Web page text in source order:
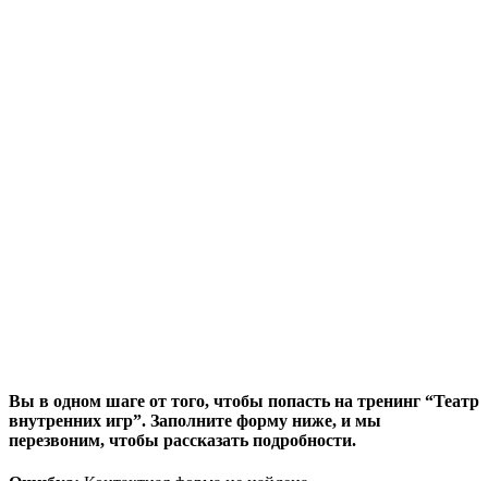
Вы в одном шаге от того, чтобы попасть на тренинг “Театр
внутренних игр”. Заполните форму ниже, и мы
перезвоним, чтобы рассказать подробности.